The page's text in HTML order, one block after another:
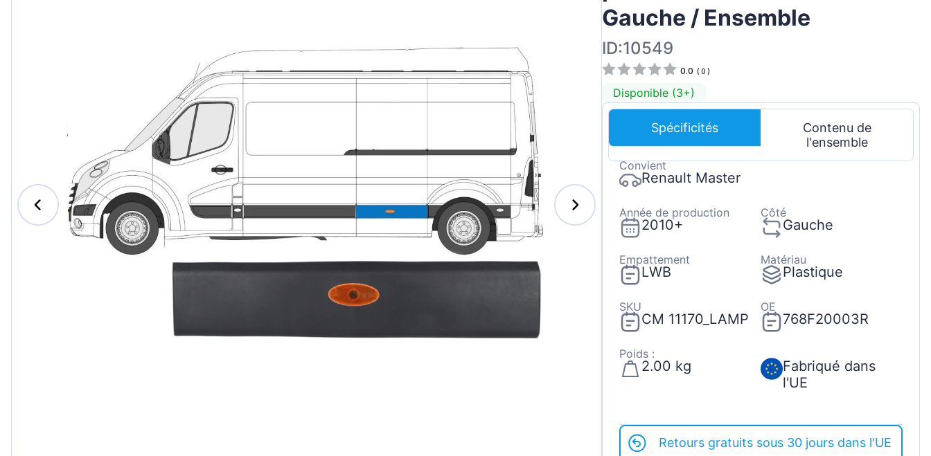
Magyar
Slovenian
Latvian
Honda
Hyundai
Iveco
Kia
MAN
Mazda
Mercedes-Benz
Nissan
Opel Vauxhall
Gauche / Ensemble
ID:10549
0.0 ( 0 )
Disponible (3+)
Spécificités
Contenu de
l'ensemble
Convient
Renault Master
Année de production
2010+
Côté
Gauche
Empattement
LWB
Matériau
Plastique
SKU
CM 11170_LAMP
OE
768F20003R
Poids :
2.00 kg
Fabriqué dans
l'UE
Retours gratuits sous 30 jours dans l'UE